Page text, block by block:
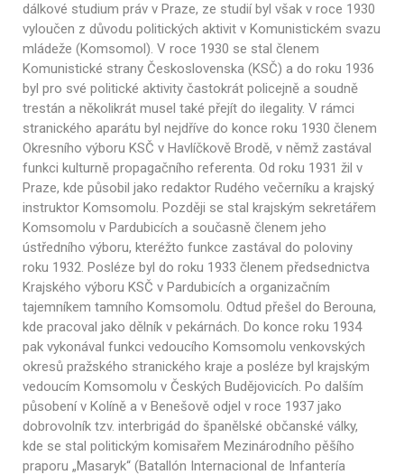
dálkové studium práv v Praze, ze studií byl však v roce 1930
vyloučen z důvodu politických aktivit v Komunistickém svazu
mládeže (Komsomol). V roce 1930 se stal členem
Komunistické strany Československa (KSČ) a do roku 1936
byl pro své politické aktivity častokrát policejně a soudně
trestán a několikrát musel také přejít do ilegality. V rámci
stranického aparátu byl nejdříve do konce roku 1930 členem
Okresního výboru KSČ v Havlíčkově Brodě, v němž zastával
funkci kulturně propagačního referenta. Od roku 1931 žil v
Praze, kde působil jako redaktor Rudého večerníku a krajský
instruktor Komsomolu. Později se stal krajským sekretářem
Komsomolu v Pardubicích a současně členem jeho
ústředního výboru, kteréžto funkce zastával do poloviny
roku 1932. Posléze byl do roku 1933 členem předsednictva
Krajského výboru KSČ v Pardubicích a organizačním
tajemníkem tamního Komsomolu. Odtud přešel do Berouna,
kde pracoval jako dělník v pekárnách. Do konce roku 1934
pak vykonával funkci vedoucího Komsomolu venkovských
okresů pražského stranického kraje a posléze byl krajským
vedoucím Komsomolu v Českých Budějovicích. Po dalším
působení v Kolíně a v Benešově odjel v roce 1937 jako
dobrovolník tzv. interbrigád do španělské občanské války,
kde se stal politickým komisařem Mezinárodního pěšího
praporu „Masaryk“ (Batallón Internacional de Infantería